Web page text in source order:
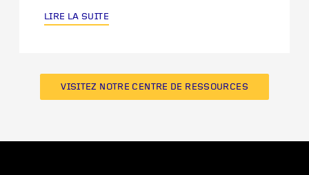
LIRE LA SUITE
VISITEZ NOTRE CENTRE DE RESSOURCES